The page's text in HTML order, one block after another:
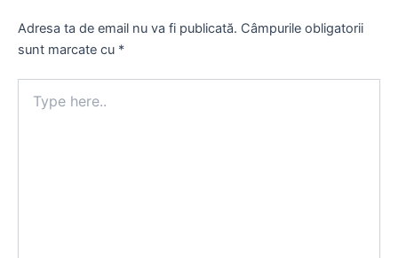
Adresa ta de email nu va fi publicată. Câmpurile obligatorii
sunt marcate cu *
here..